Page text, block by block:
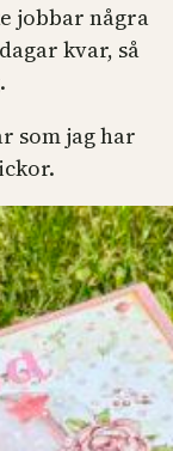
jobbar några
kvar, så
som jag har